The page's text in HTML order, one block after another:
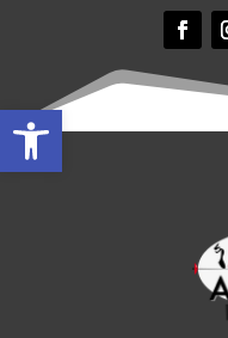
Ouvrir la barre d’outils